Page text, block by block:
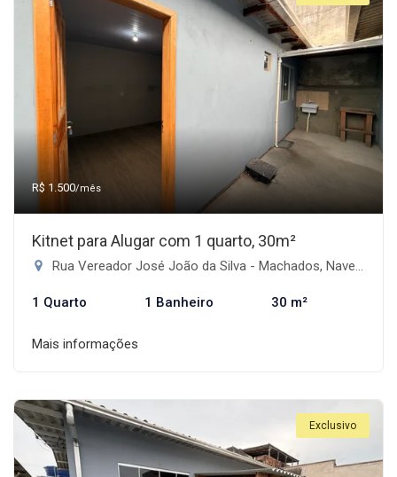
R$ 1.500/mês
Kitnet para Alugar com 1 quarto, 30m²
Rua Vereador José João da Silva - Machados, Navegantes-SC
1 Quarto 1 Banheiro 30 m²
Mais informações
Exclusivo